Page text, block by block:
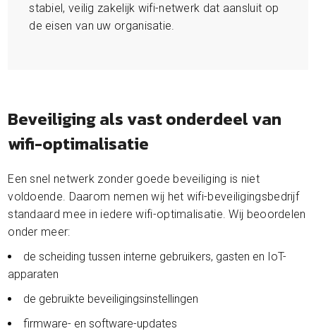
stabiel, veilig zakelijk wifi-netwerk dat aansluit op
de eisen van uw organisatie.
Beveiliging als vast onderdeel van
wifi-optimalisatie
Een snel netwerk zonder goede beveiliging is niet
voldoende. Daarom nemen wij het wifi-beveiligingsbedrijf
standaard mee in iedere wifi-optimalisatie. Wij beoordelen
onder meer:
de scheiding tussen interne gebruikers, gasten en IoT-
apparaten
de gebruikte beveiligingsinstellingen
firmware- en software-updates